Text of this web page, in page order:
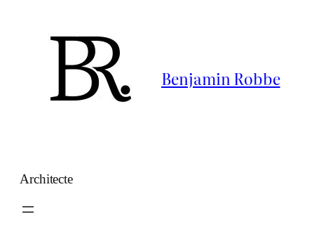
Benjamin Robbe
Architecte